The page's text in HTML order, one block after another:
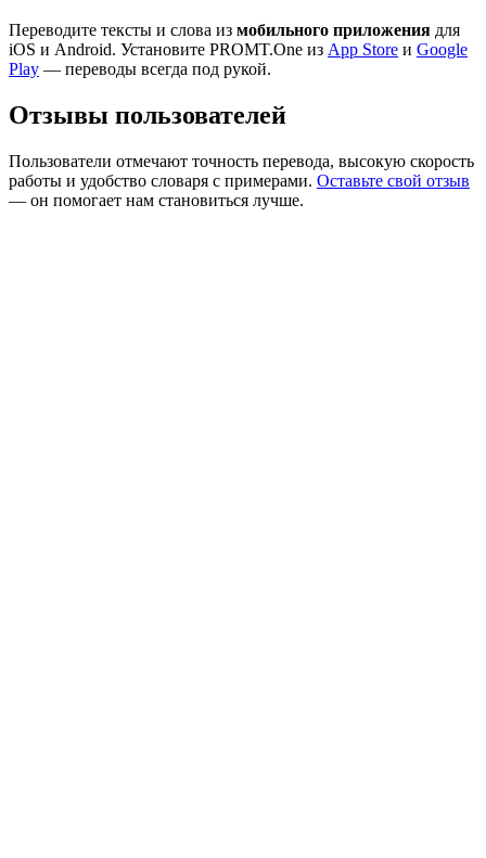
Переводите тексты и слова из мобильного приложения для
iOS и Android. Установите PROMT.One из App Store и Google
Play — переводы всегда под рукой.
Отзывы пользователей
Пользователи отмечают точность перевода, высокую скорость
работы и удобство словаря с примерами. Оставьте свой отзыв
— он помогает нам становиться лучше.